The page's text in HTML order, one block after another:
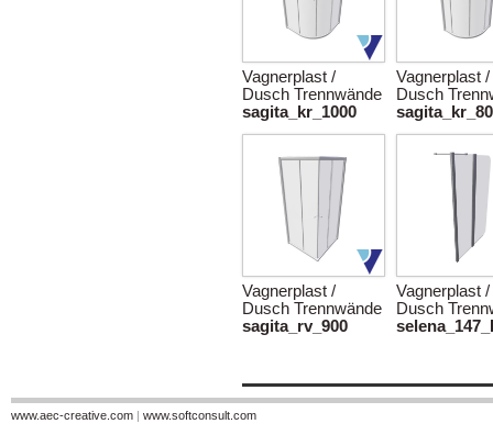
Vagnerplast /
Dusch Trennwände
sagita_kr_1000
Vagnerplast /
Dusch
Vagnerplast /
Dusch Trennwände
sagita_rv_900
Vagnerplast /
Dusch
www.aec-creative.com | www.softconsult.com